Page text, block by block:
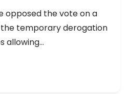
opposed the vote on a
temporary derogation
allowing…